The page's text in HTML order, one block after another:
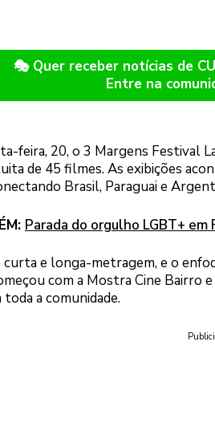
🎭 Quer receber notícias de
Entre na
feira, 20, o 3 Margens Festival
de 45 filmes. As exibições
Brasil, Paraguai e
Parada do orgulho LGBT+ em
e longa-metragem, e o
com a Mostra Cine Bairro
a comunidade.